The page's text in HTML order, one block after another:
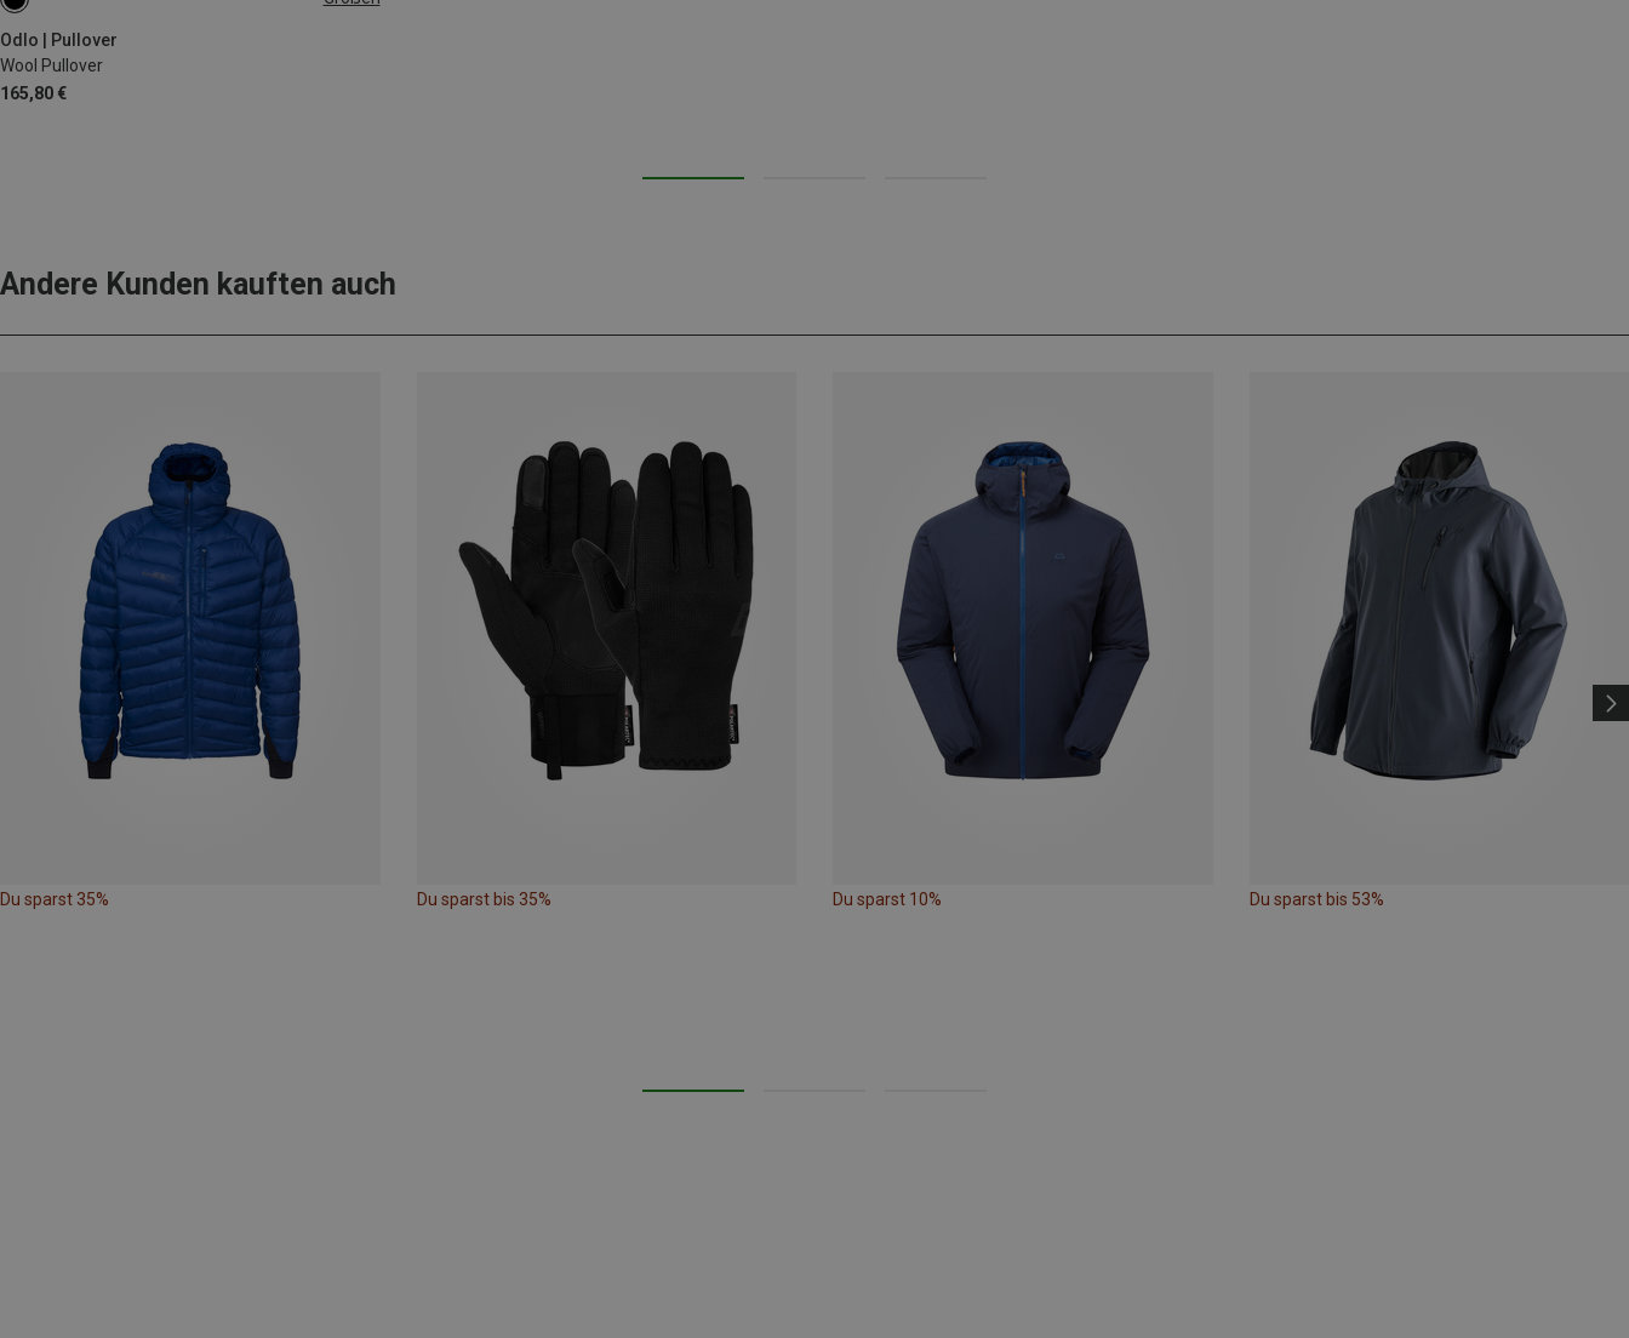
Odlo | Pullover
Wool Pullover
165,80 €
L|M
Andere Kunden kauften auch
Du sparst 35% Du sparst bis 35% Du sparst 10% Du sparst bis 53%